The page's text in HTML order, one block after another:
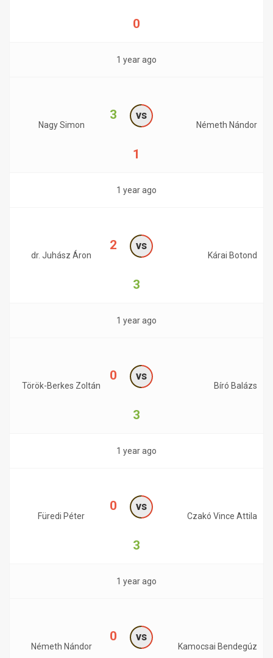
0
1 year ago
Nagy Simon
3 vs
1
Németh Nándor
1 year ago
dr. Juhász Áron
2 vs
3
Kárai Botond
1 year ago
Török-Berkes Zoltán
0 vs
3
Bíró Balázs
1 year ago
Füredi Péter
0 vs
3
Czakó Vince Attila
1 year ago
Németh Nándor
0 vs
Kamocsai Bendegúz